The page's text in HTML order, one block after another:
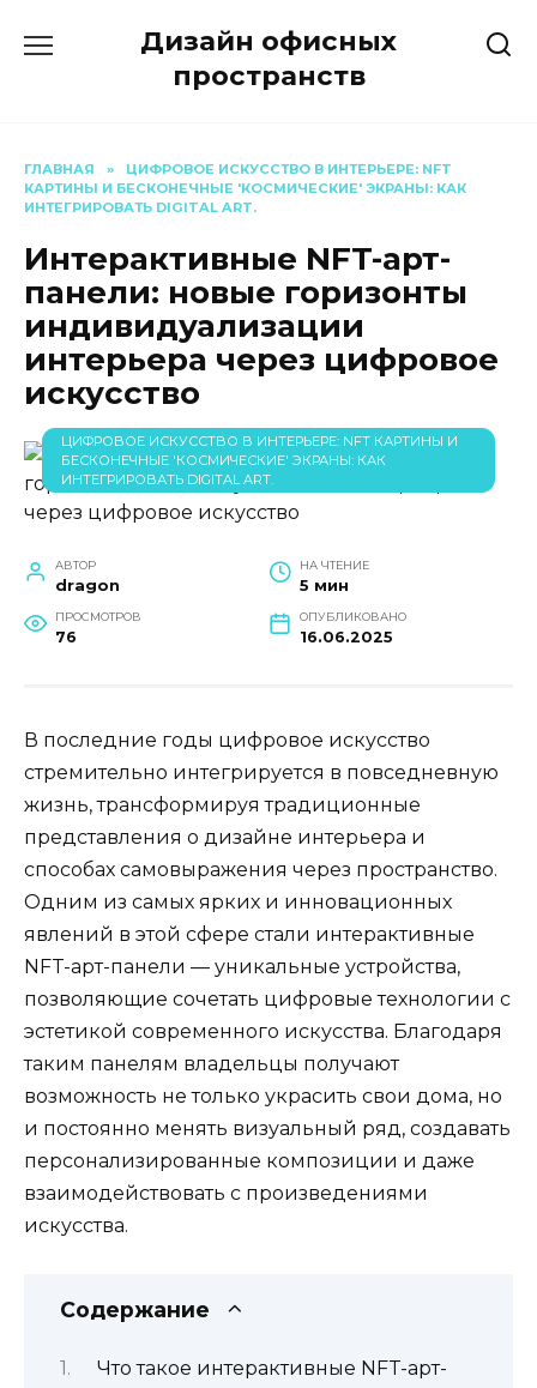
Дизайн офисных
пространств
ГЛАВНАЯ »
ЦИФРОВОЕ ИСКУССТВО В ИНТЕРЬЕРЕ: NFT
КАРТИНЫ И БЕСКОНЕЧНЫЕ 'КОСМИЧЕСКИЕ' ЭКРАНЫ: КАК
ИНТЕГРИРОВАТЬ DIGITAL ART.
Интерактивные NFT-арт-
панели: новые горизонты
индивидуализации
интерьера через цифровое
искусство
ЦИФРОВОЕ ИСКУССТВО В ИНТЕРЬЕРЕ: NFT КАРТИНЫ И
БЕСКОНЕЧНЫЕ 'КОСМИЧЕСКИЕ' ЭКРАНЫ: КАК
ИНТЕГРИРОВАТЬ DIGITAL ART.
АВТОР
dragon
НА ЧТЕНИЕ
5 мин
ПРОСМОТРОВ
76
ОПУБЛИКОВАНО
16.06.2025
В последние годы цифровое искусство
стремительно интегрируется в повседневную
жизнь, трансформируя традиционные
представления о дизайне интерьера и
способах самовыражения через пространство.
Одним из самых ярких и инновационных
явлений в этой сфере стали интерактивные
NFT-арт-панели — уникальные устройства,
позволяющие сочетать цифровые технологии с
эстетикой современного искусства. Благодаря
таким панелям владельцы получают
возможность не только украсить свои дома, но
и постоянно менять визуальный ряд, создавать
персонализированные композиции и даже
взаимодействовать с произведениями
искусства.
Содержание
Что такое интерактивные NFT-арт-